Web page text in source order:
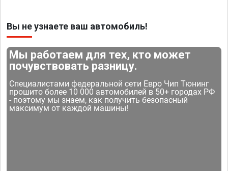
Вы не узнаете ваш автомобиль!
Мы работаем для тех, кто может
почувствовать разницу.
Специалистами федеральной сети Евро Чип Тюнинг
прошито более 10 000 автомобилей в 50+ городах РФ
- поэтому мы знаем, как получить безопасный
максимум от каждой машины!